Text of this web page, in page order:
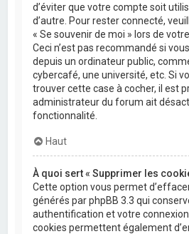
d’éviter que votre compte soit
d’autre. Pour rester connecté,
« Se souvenir de moi » lors de
Ceci n’est pas recommandé si
depuis un ordinateur public,
cybercafé, une université, etc. Si
trouver cette case à cocher, il est
administrateur du forum ait
fonctionnalité.
Haut
À quoi sert « Supprimer les
Cette option vous permet
générés par phpBB 3.3 qui
authentification et votre
cookies permettent également